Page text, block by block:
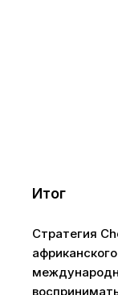
Итог
Стратегия